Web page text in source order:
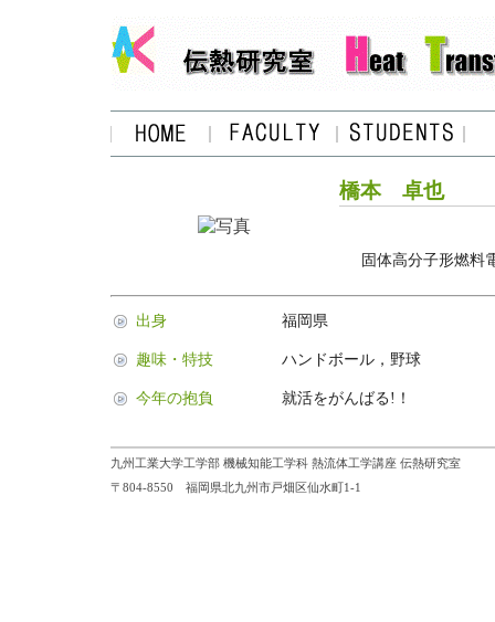
橋本 卓也
固体高分子形燃料
出身 福岡県
趣味・特技 ハンドボール，野球
今年の抱負 就活をがんばる!！
九州工業大学工学部 機械知能工学科 熱流体工学講座 伝熱研究室
〒804-8550 福岡県北九州市戸畑区仙水町1-1